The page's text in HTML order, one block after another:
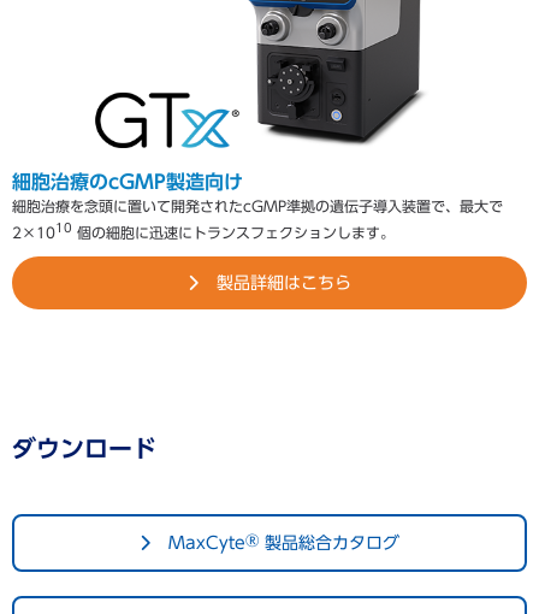
細胞治療のcGMP製造向け
細胞治療を念頭に置いて開発されたcGMP準拠の遺伝子導入装置で、最大で
2×1010 個の細胞に迅速にトランスフェクションします。
製品詳細はこちら
ダウンロード
MaxCyte® 製品総合カタログ